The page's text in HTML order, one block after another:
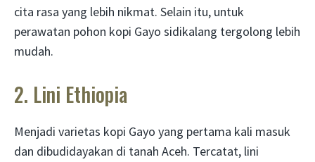
cita rasa yang lebih nikmat. Selain itu, untuk
perawatan pohon kopi Gayo sidikalang tergolong lebih
mudah.
2. Lini Ethiopia
Menjadi varietas kopi Gayo yang pertama kali masuk
dan dibudidayakan di tanah Aceh. Tercatat, lini